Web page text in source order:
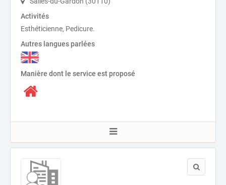
Activités
Esthéticienne, Pedicure.
Autres langues parlées
Manière dont le service est proposé